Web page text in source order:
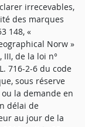
irrecevables,
des marques
148, «
Norw »
III, de la loi n°
716-2-6 du code
sous réserve
la demande en
délai de
au jour de la